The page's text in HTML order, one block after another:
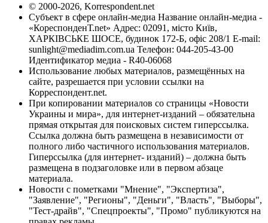
© 2000-2026, Korrespondent.net
Субъект в сфере онлайн-медиа Название онлайн-медиа -
«КореспонденТ.net» Адрес: 02091, місто Київ,
ХАРКІВСЬКЕ ШОСЕ, будинок 172-Б, офіс 208/1 E-mail:
sunlight@mediadim.com.ua Телефон: 044-205-43-00
Идентификатор медиа - R40-06068
Использование любых материалов, размещённых на
сайте, разрешается при условии ссылки на
Корреспондент.net.
При копировании материалов со страницы «Новости
Украины и мира», для интернет-изданий – обязательна
прямая открытая для поисковых систем гиперссылка.
Ссылка должна быть размещена в независимости от
полного либо частичного использования материалов.
Гиперссылка (для интернет- изданий) – должна быть
размещена в подзаголовке или в первом абзаце
материала.
Новости с пометками "Мнение", "Экспертиза",
"Заявление", "Регионы", "Деньги", "Власть", "Выборы",
"Тест-драйв", "Спецпроекты", "Промо" публикуются на